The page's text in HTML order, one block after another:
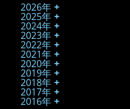
2026年
2025年
2024年
2023年
2022年
2021年
2020年
2019年
2018年
2017年
2016年